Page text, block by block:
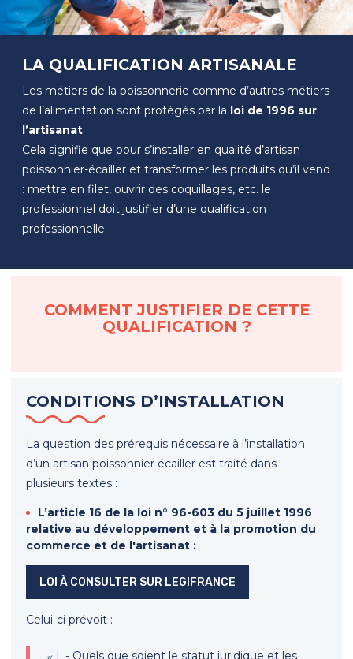
LA QUALIFICATION ARTISANALE
Les métiers de la poissonnerie comme d’autres métiers
de l’alimentation sont protégés par la loi de 1996 sur
l’artisanat.
Cela signifie que pour s’installer en qualité d’artisan
poissonnier-écailler et transformer les produits qu’il vend
: mettre en filet, ouvrir des coquillages, etc. le
professionnel doit justifier d’une qualification
professionnelle.
COMMENT JUSTIFIER DE CETTE
QUALIFICATION ?
CONDITIONS D’INSTALLATION
La question des prérequis nécessaire à l’installation
d’un artisan poissonnier écailler est traité dans
plusieurs textes :
L’article 16 de la loi n° 96-603 du 5 juillet 1996
relative au développement et à la promotion du
commerce et de l'artisanat :
LOI À CONSULTER SUR LEGIFRANCE
Celui-ci prévoit :
« I. - Quels que soient le statut juridique et les